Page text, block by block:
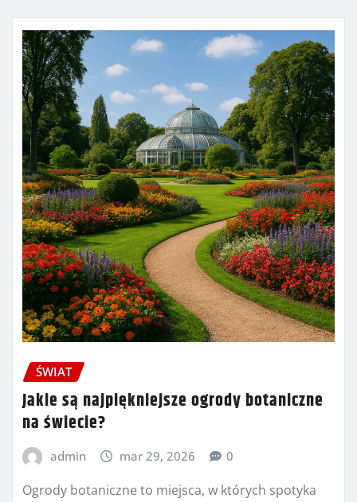
ŚWIAT
Jakie są najpiękniejsze ogrody botaniczne
na świecie?
admin mar 29, 2026 0
Ogrody botaniczne to miejsca, w których spotyka